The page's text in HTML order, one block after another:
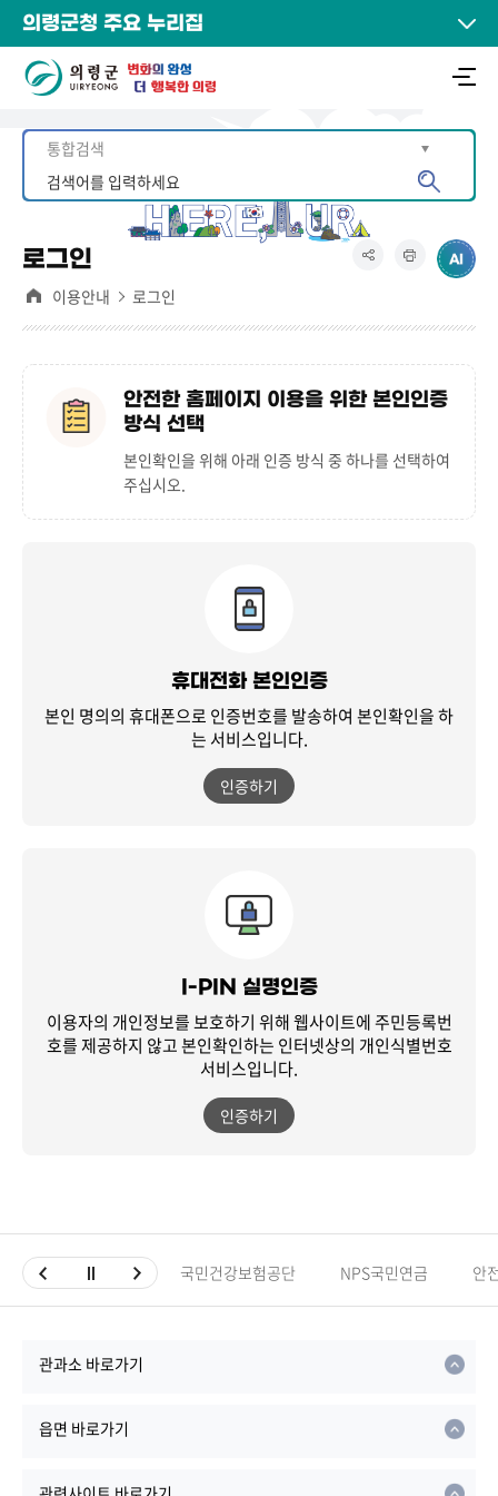
의령군청 주요 누리집
로그인
이용안내 로그인
안전한 홈페이지 이용을 위한 본인인증
방식 선택
본인확인을 위해 아래 인증 방식 중 하나를 선택하여
주십시오.
휴대전화 본인인증
본인 명의의 휴대폰으로 인증번호를 발송하여 본인확인을 하
는 서비스입니다.
인증하기
I-PIN 실명인증
이용자의 개인정보를 보호하기 위해 웹사이트에 주민등록번
호를 제공하지 않고본인확인하는 인터넷상의 개인식별번호
서비스입니다.
인증하기
국민건강보험공단 NPS국민연금 안
관과소 바로가기
읍면 바로가기